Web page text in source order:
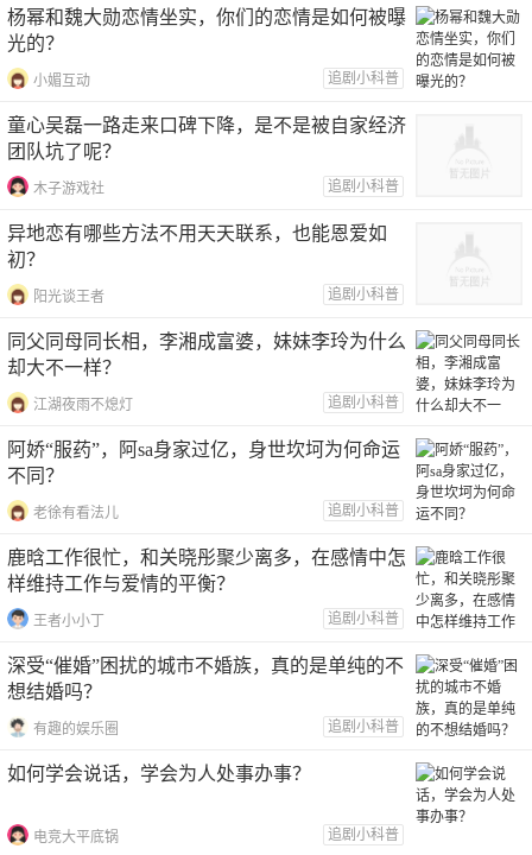
杨幂和魏大勋恋情坐实，你们的恋情是如何被曝
光的？
小媚互动 追剧小科普
童心吴磊一路走来口碑下降，是不是被自家经济
团队坑了呢？
木子游戏社 追剧小科普
异地恋有哪些方法不用天天联系，也能恩爱如
初？
阳光谈王者 追剧小科普
同父同母同长相，李湘成富婆，妹妹李玲为什么
却大不一样？
江湖夜雨不熄灯 追剧小科普
阿娇“服药”，阿sa身家过亿，身世坎坷为何命运
不同？
老徐有看法儿 追剧小科普
鹿晗工作很忙，和关晓彤聚少离多，在感情中怎
样维持工作与爱情的平衡？
王者小小丁 追剧小科普
深受“催婚”困扰的城市不婚族，真的是单纯的不
想结婚吗？
有趣的娱乐圈 追剧小科普
如何学会说话，学会为人处事办事？
电竞大平底锅 追剧小科普